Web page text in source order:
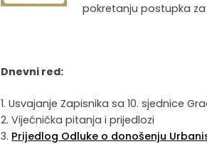
pokretanju postupka za
Dnevni red:
1. Usvajanje Zapisnika sa 10. sjednice
2. Vijećnička pitanja i prijedlozi
3. Prijedlog Odluke o donošenju